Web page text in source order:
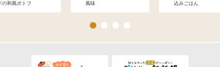
の和風ポトフ
風味
込みごはん